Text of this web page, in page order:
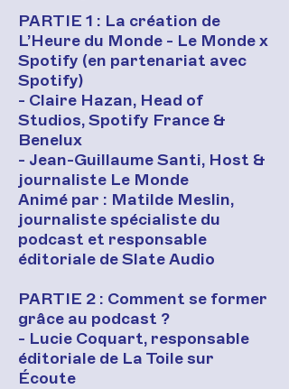
PARTIE 1 : La création de
L’Heure du Monde - Le Monde x
Spotify (en partenariat avec
Spotify)
- Claire Hazan, Head of
Studios, Spotify France &
Benelux
- Jean-Guillaume Santi, Host &
journaliste Le Monde
Animé par : Matilde Meslin,
journaliste spécialiste du
podcast et responsable
éditoriale de Slate Audio
PARTIE 2 : Comment se former
grâce au podcast ?
- Lucie Coquart, responsable
éditoriale de La Toile sur
Écoute